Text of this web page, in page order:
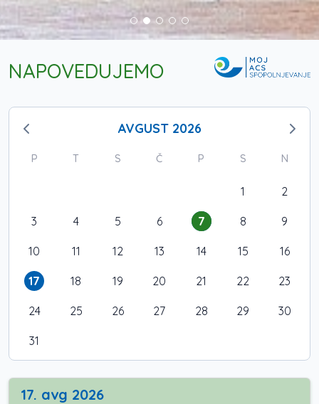
NAPOVEDUJEMO
AVGUST 2026
P T S Č P S N
1 2
3 4 5 6 7 8 9
10 11 12 13 14 15 16
17 18 19 20 21 22 23
24 25 26 27 28 29 30
31
17. avg 2026